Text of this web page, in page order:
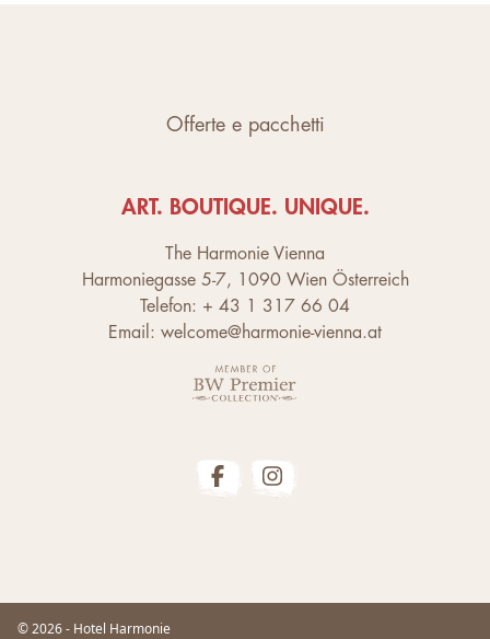
Offerte e pacchetti
ART. BOUTIQUE. UNIQUE.
The Harmonie Vienna
Harmoniegasse 5-7, 1090 Wien Österreich
Telefon: + 43 1 317 66 04
Email: welcome@harmonie-vienna.at
© 2026 - Hotel Harmonie